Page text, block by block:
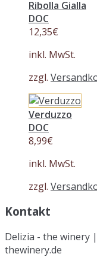
Ribolla Gialla
DOC
12,35€
inkl. MwSt.
zzgl.
Verduzzo
DOC
8,99€
inkl. MwSt.
zzgl.
Kontakt
Delizia - the winery
thewinery.de